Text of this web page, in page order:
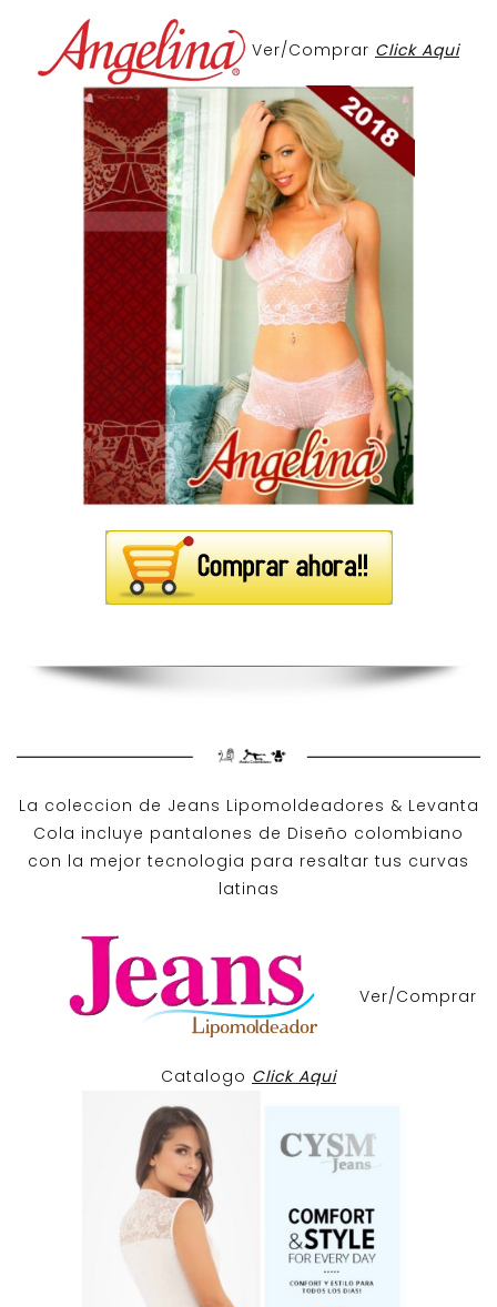
Ver/Comprar Click Aqui
La coleccion de Jeans Lipomoldeadores & Levanta
Cola incluye pantalones de Diseño colombiano
con la mejor tecnologia para resaltar tus curvas
latinas
Ver/Comprar
Catalogo Click Aqui